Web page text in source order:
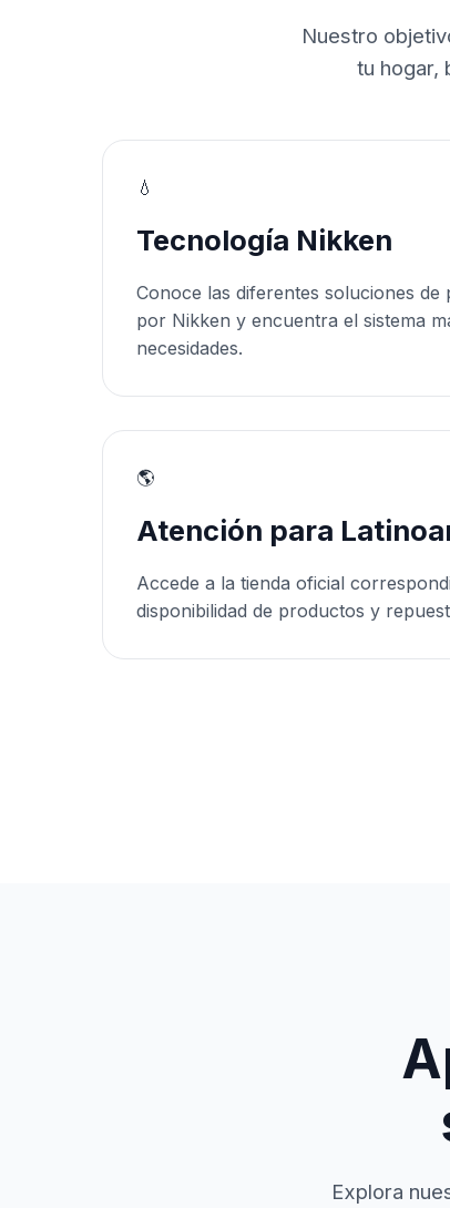
Nuestro
tu hogar,
💧
Tecnología Nikken
Conoce las diferentes soluciones
por Nikken y encuentra el sistema
necesidades.
🌎
Atención para
Accede a la tienda oficial
disponibilidad de productos y
Explora